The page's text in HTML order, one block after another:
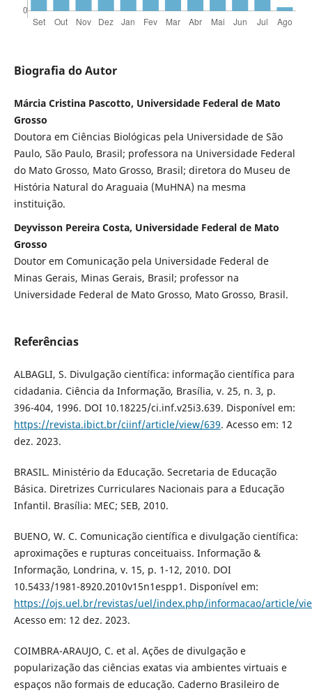
Biografia do Autor
Márcia Cristina Pascotto, Universidade Federal de Mato
Grosso
Doutora em Ciências Biológicas pela Universidade de São
Paulo, São Paulo, Brasil; professora na Universidade Federal
do Mato Grosso, Mato Grosso, Brasil; diretora do Museu de
História Natural do Araguaia (MuHNA) na mesma
instituição.
Deyvisson Pereira Costa, Universidade Federal de Mato
Grosso
Doutor em Comunicação pela Universidade Federal de
Minas Gerais, Minas Gerais, Brasil; professor na
Universidade Federal de Mato Grosso, Mato Grosso, Brasil.
Referências
ALBAGLI, S. Divulgação científica: informação científica para
cidadania. Ciência da Informação, Brasília, v. 25, n. 3, p.
396-404, 1996. DOI 10.18225/ci.inf.v25i3.639. Disponível em:
https://revista.ibict.br/ciinf/article/view/639. Acesso em: 12
dez. 2023.
BRASIL. Ministério da Educação. Secretaria de Educação
Básica. Diretrizes Curriculares Nacionais para a Educação
Infantil. Brasília: MEC; SEB, 2010.
BUENO, W. C. Comunicação científica e divulgação científica:
aproximações e rupturas conceituaiss. Informação &
Informação, Londrina, v. 15, p. 1-12, 2010. DOI
10.5433/1981-8920.2010v15n1espp1. Disponível em:
https://ojs.uel.br/revistas/uel/index.php/informacao/article/
Acesso em: 12 dez. 2023.
COIMBRA-ARAUJO, C. et al. Ações de divulgação e
popularização das ciências exatas via ambientes virtuais e
espaços não formais de educação. Caderno Brasileiro de